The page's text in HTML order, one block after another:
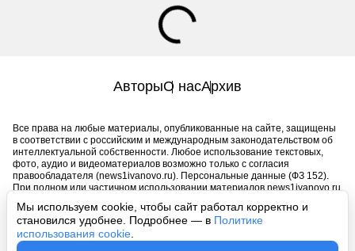
Мы используем cookie, чтобы сайт работал корректно и
становился удобнее. Подробнее — в Политике
использования cookie
АвторыО насАрхив
Все права на любые материалы, опубликованные на сайте, защищены
в соответствии с российским и международным законодательством об
интеллектуальной собственности. Любое использование текстовых,
фото, аудио и видеоматериалов возможно только с согласия
правообладателя (news1ivanovo.ru). Персональные данные (ФЗ 152).
При полном или частичном использовании материалов news1ivanovo.ru
обязательна. Запрещено для детей. Оригинал текста:
https://news1ivanovo.ru/
Пользовательское соглашение